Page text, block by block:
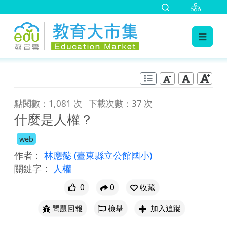
點閱數：1,081 次 下載次數：37 次
什麼是人權？
web
作者： 林應懿 (臺東縣立公館國小)
關鍵字：
人權
0 0
收藏
問題回報
檢舉 加入追蹤